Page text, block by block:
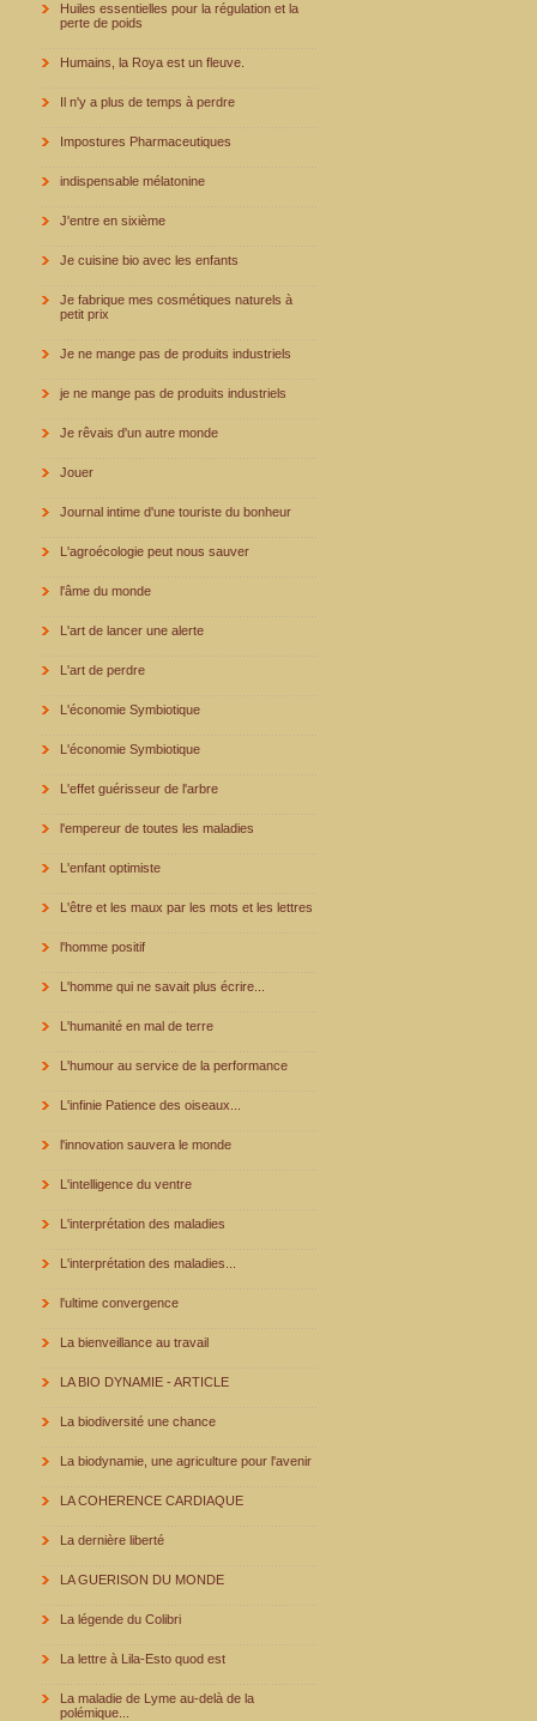
Huiles essentielles pour la régulation et la
perte de poids
Humains, la Roya est un fleuve.
Il n'y a plus de temps à perdre
Impostures Pharmaceutiques
indispensable mélatonine
J'entre en sixième
Je cuisine bio avec les enfants
Je fabrique mes cosmétiques naturels à
petit prix
Je ne mange pas de produits industriels
je ne mange pas de produits industriels
Je rêvais d'un autre monde
Jouer
Journal intime d'une touriste du bonheur
L'agroécologie peut nous sauver
l'âme du monde
L'art de lancer une alerte
L'art de perdre
L'économie Symbiotique
L'économie Symbiotique
L'effet guérisseur de l'arbre
l'empereur de toutes les maladies
L'enfant optimiste
L'être et les maux par les mots et les lettres
l'homme positif
L'homme qui ne savait plus écrire...
L'humanité en mal de terre
L'humour au service de la performance
L'infinie Patience des oiseaux...
l'innovation sauvera le monde
L'intelligence du ventre
L'interprétation des maladies
L'interprétation des maladies...
l'ultime convergence
La bienveillance au travail
LA BIO DYNAMIE - ARTICLE
La biodiversité une chance
La biodynamie, une agriculture pour l'avenir
LA COHERENCE CARDIAQUE
La dernière liberté
LA GUERISON DU MONDE
La légende du Colibri
La lettre à Lila-Esto quod est
La maladie de Lyme au-delà de la
polémique...